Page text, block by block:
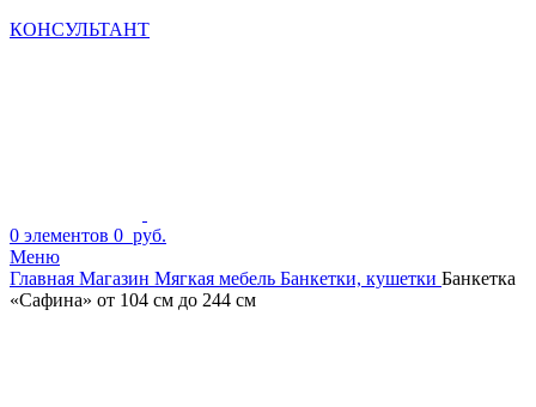
КОНСУЛЬТАНТ
0 элементов 0 руб.
Меню
Главная Магазин Мягкая мебель Банкетки, кушетки Банкетка
«Сафина» от 104 см до 244 см